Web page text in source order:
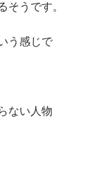
そうです。
う感じで
ない人物